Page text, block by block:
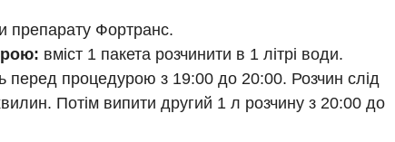
препарату Фортранс.
вміст 1 пакета розчинити в 1 літрі води.
процедурою з 19:00 до 20:00. Розчин слід
Потім випити другий 1 л розчину з 20:00 до